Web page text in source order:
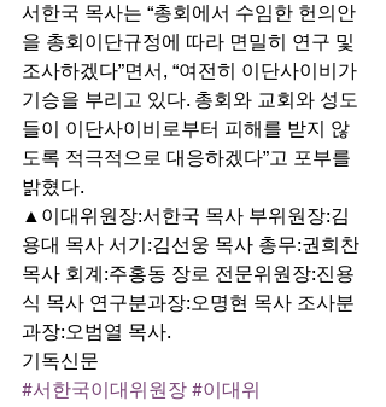
서한국 목사는 “총회에서 수임한 헌의안
을 총회이단규정에 따라 면밀히 연구 및
조사하겠다”면서, “여전히 이단사이비가
기승을 부리고 있다. 총회와 교회와 성도
들이 이단사이비로부터 피해를 받지 않
도록 적극적으로 대응하겠다”고 포부를
밝혔다.
▲이대위원장:서한국 목사 부위원장:김
용대 목사 서기:김선웅 목사 총무:권희찬
목사 회계:주홍동 장로 전문위원장:진용
식 목사 연구분과장:오명현 목사 조사분
과장:오범열 목사.
기독신문
#서한국이대위원장 #이대위